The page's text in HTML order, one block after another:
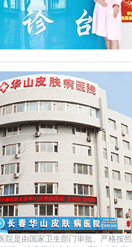
院是由国家卫生部门审批、严格按照